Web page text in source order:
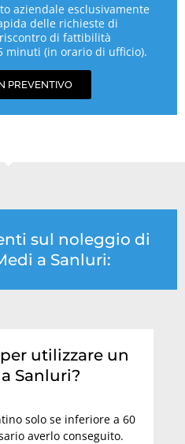
aziendale esclusivamente
delle richieste di
di fattibilità
minuti (in orario di ufficio).
PREVENTIVO
sul noleggio di
a Sanluri:
utilizzare un
Sanluri?
solo se inferiore a 60
averlo conseguito.